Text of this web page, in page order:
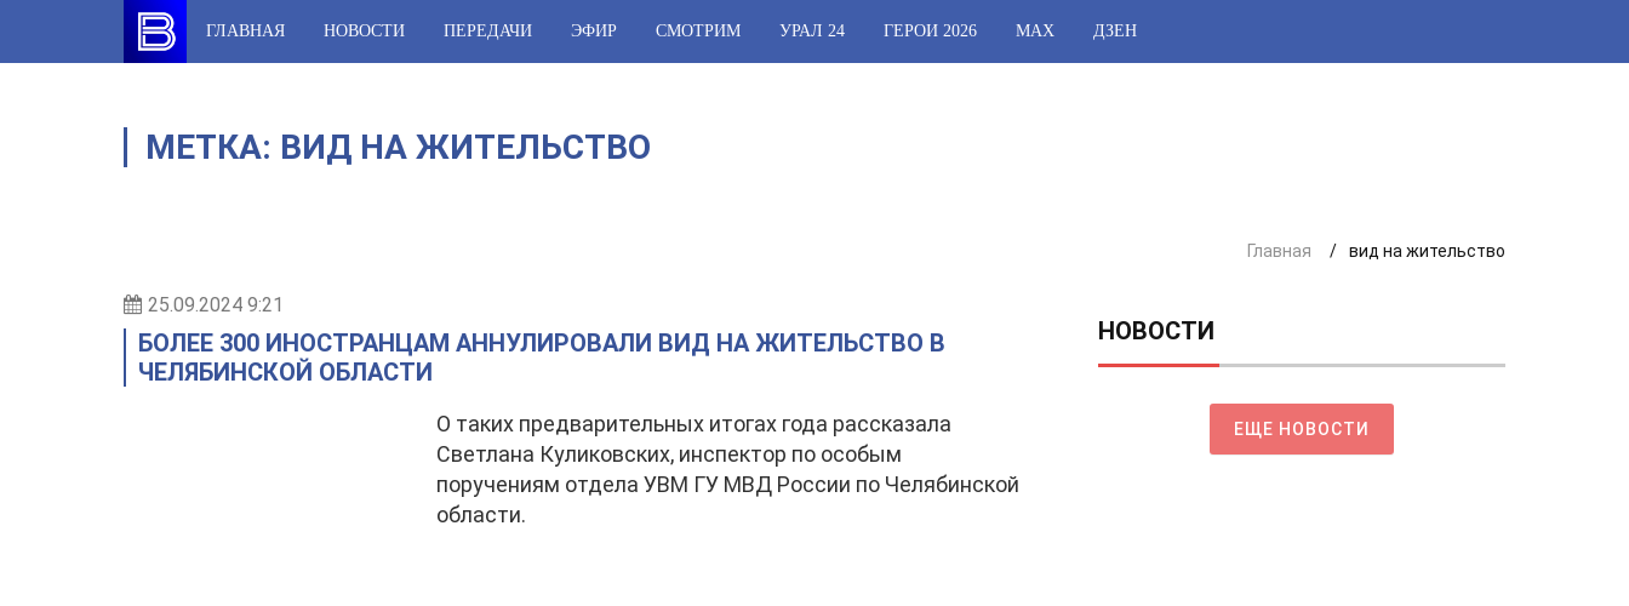
content
ГЛАВНАЯ НОВОСТИ ПЕРЕДАЧИ ЭФИР СМОТРИМ УРАЛ 24 ГЕРОИ 2026 МАХ ДЗЕН
МЕТКА: ВИД НА ЖИТЕЛЬСТВО
Главная вид на жительство
25.09.2024 9:21
БОЛЕЕ 300 ИНОСТРАНЦАМ АННУЛИРОВАЛИ ВИД НА ЖИТЕЛЬСТВО В
ЧЕЛЯБИНСКОЙ ОБЛАСТИ
О таких предварительных итогах года рассказала
Светлана Куликовских, инспектор по особым
поручениям отдела УВМ ГУ МВД России по Челябинской
области.
НОВОСТИ
ЕЩЕ НОВОСТИ